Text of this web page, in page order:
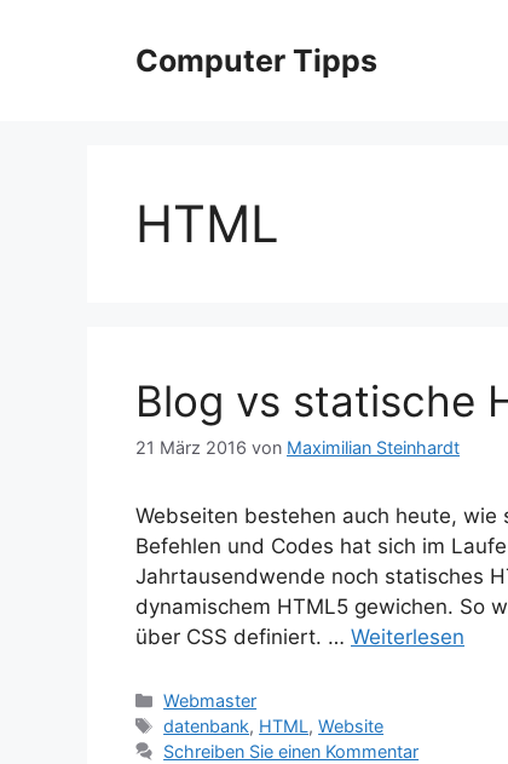
Computer Tipps
HTML
Blog vs statische
21 März 2016 von Maximilian Steinhardt
Webseiten bestehen auch heute, wie
Befehlen und Codes hat sich im
Jahrtausendwende noch statisches
dynamischem HTML5 gewichen. So
über CSS definiert. … Weiterlesen
Kategorien
Webmaster
Schlagwörter
datenbank, HTML,Website
Schreiben Sie einen Kommentar